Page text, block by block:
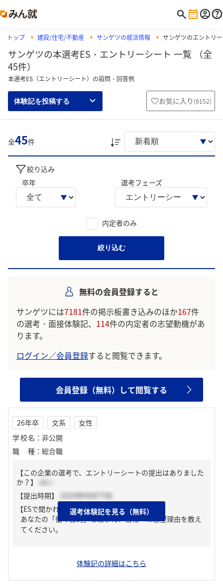
トップ 建設/住宅/不動産 サンゲツの就活情報 サンゲツのエントリ
サンゲツの本選考ES・エントリーシート 一覧 （全
45件）
本選考ES（エントリーシート）の設問・回答例
体験記を投稿する お気に入り (9152)
全45件
絞り込み
卒年
選考フェーズ
内定者のみ
絞り込む
無料の会員登録すると
サンゲツには7181件の掲示板書き込みのほか167件
の選考・面接体験記、 114件の内定者の志望動機があ
ります。
ログイン／会員登録すると閲覧できます。
会員登録（無料）して閲覧する
26年卒 文系
女性
学校名 ： 非公開
職種 ： 総合職
【この企業の選考で、エントリーシートの提出はありました
か？】
はい
【提出時期】
2025年04月下旬
【ESで聞かれた質問】
あなたの「働く目的」を踏まえ、当社への志望理由を教え
てください。
体験記の詳細はこちら
選考体験記を見る（無料）